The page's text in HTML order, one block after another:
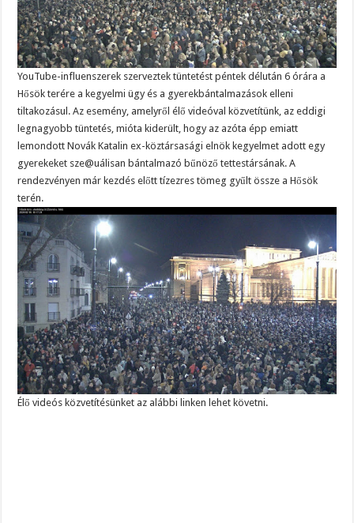
YouTube-influenszerek szerveztek tüntetést péntek délután 6 órára a
Hősök terére a kegyelmi ügy és a gyerekbántalmazások elleni
tiltakozásul. Az esemény, amelyről élő videóval közvetítünk, az eddigi
legnagyobb tüntetés, mióta kiderült, hogy az azóta épp emiatt
lemondott Novák Katalin ex-köztársasági elnök kegyelmet adott egy
gyerekeket sze@uálisan bántalmazó bűnöző tettestársának. A
rendezvényen már kezdés előtt tízezres tömeg gyűlt össze a Hősök
terén.
Élő videós közvetítésünket az alábbi linken lehet követni.